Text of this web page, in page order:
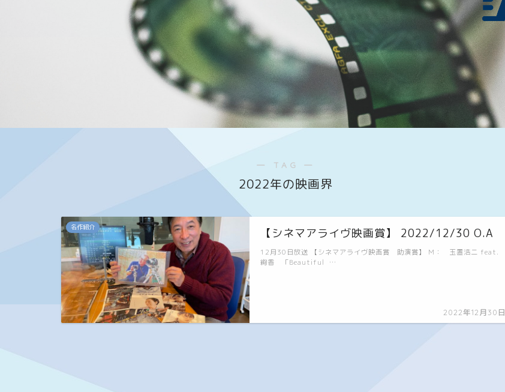
― TAG ―
2022年の映画界
名作紹介 【シネマアライヴ映画賞】 2022/12/30 O.A
2022年12月30日
12月30日放送 【シネマアライヴ映画賞 助演賞】 M： 玉置浩二 feat.
絢香 「Beautiful …